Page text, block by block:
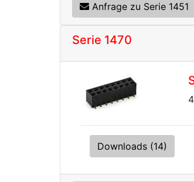
Anfrage zu Serie 1451
Serie 1470
Downloads (14)